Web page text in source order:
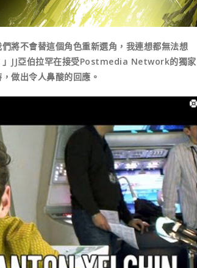
不會替這個角色重新選角，我連想都無法想
」JJ亞伯拉罕在接受Postmedia Network的獨家
做出令人鼻酸的回應。